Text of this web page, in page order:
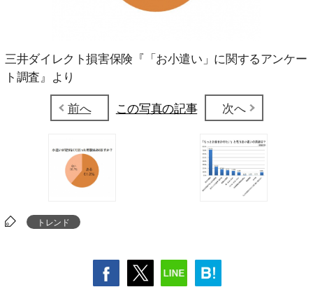
三井ダイレクト損害保険『「お小遣い」に関するアンケー
ト調査』より
前へ
この写真の記事 次へ
トレンド